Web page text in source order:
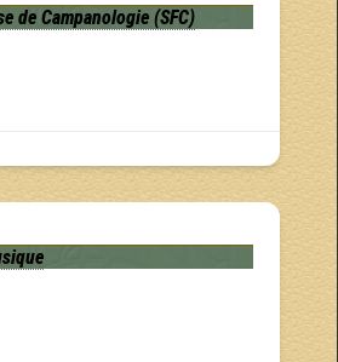
de Campanologie (SFC)